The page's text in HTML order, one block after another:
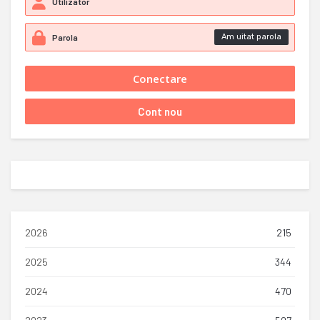
Am uitat parola
2026 215
2025 344
2024 470